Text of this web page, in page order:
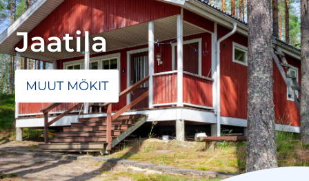
Jaatila
MUUT MÖKIT